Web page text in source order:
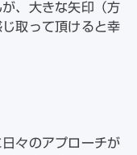
、大きな矢印（方
取って頂けると幸
々のアプローチが